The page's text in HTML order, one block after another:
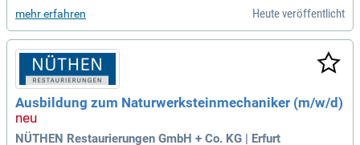
mehr erfahren Heute veröffentlicht
Ausbildung zum Naturwerksteinmechaniker (m/w/d)
NÜTHEN Restaurierungen GmbH + Co. KG | Erfurt